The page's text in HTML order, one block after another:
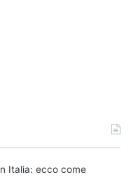
Italia: ecco come